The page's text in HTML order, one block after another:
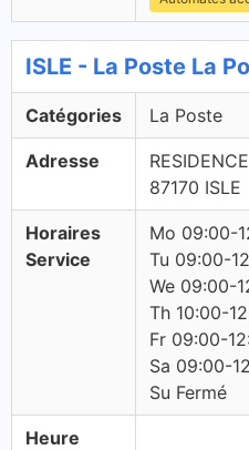
ISLE - La Poste La
Catégories La Poste
Adresse
87170 ISLE
Horaires
Service
Mo 09:00-
Tu 09:00-
We 09:00-
Th 10:00-
Fr 09:00-
Sa 09:00-
Su Fermé
Heure